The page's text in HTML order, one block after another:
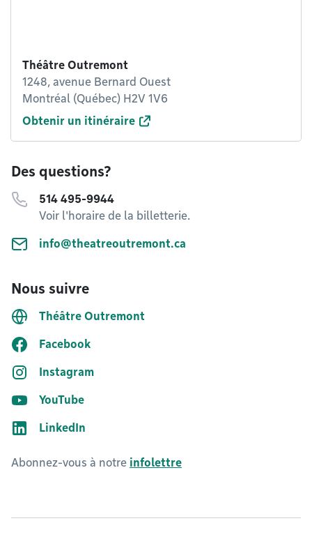
Théâtre Outremont
1248, avenue Bernard Ouest
Montréal (Québec) H2V 1V6
Obtenir un itinéraire
Des questions?
514 495-9944
Voir l'horaire de la billetterie.
info@theatreoutremont.ca
Nous suivre
Théâtre Outremont
Facebook
Instagram
YouTube
LinkedIn
Abonnez-vous à notre infolettre